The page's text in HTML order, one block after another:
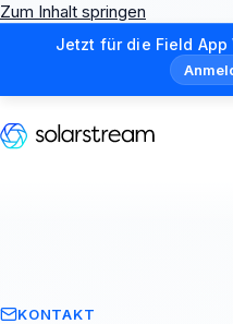
Zum Inhalt springen
Jetzt für die Field
KONTAKT